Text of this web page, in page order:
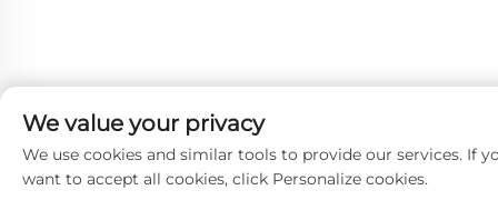
We value your privacy
We use cookies and similar tools to provide our services. If
want to accept all cookies, click Personalize cookies.